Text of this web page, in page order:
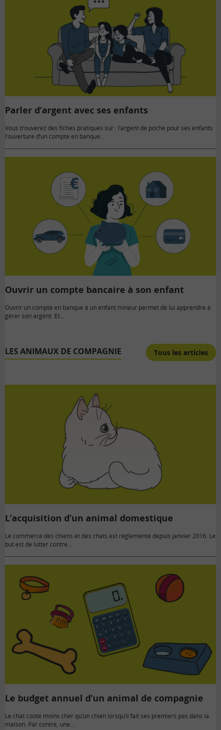
Parler d’argent avec ses enfants
Vous trouverez des fiches pratiques sur : l’argent de poche pour ses enfants
l’ouverture d’un compte en banque…
Ouvrir un compte bancaire à son enfant
Ouvrir un compte en banque à un enfant mineur permet de lui apprendre à
gérer son argent. Et…
LES ANIMAUX DE COMPAGNIE Tous les articles
L’acquisition d’un animal domestique
Le commerce des chiens et des chats est réglementé depuis janvier 2016. Le
but est de lutter contre…
Le budget annuel d’un animal de compagnie
Le chat coûte moins cher qu’un chien lorsqu’il fait ses premiers pas dans la
maison. Par contre, une…